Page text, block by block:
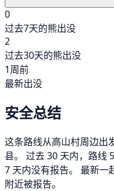
0
过去7天的熊出没
2
过去30天的熊出没
1周前
最新出没
安全总结
这条路线从高山村周边出
县。 过去 30 天内，路线
7 天内没有报告。 最新一
附近被报告。